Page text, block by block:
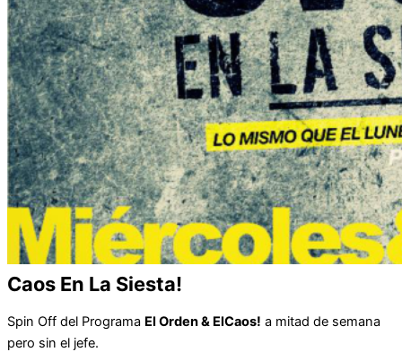
Caos En La Siesta!
Spin Off del Programa El Orden & ElCaos! a mitad de semana
pero sin el jefe.